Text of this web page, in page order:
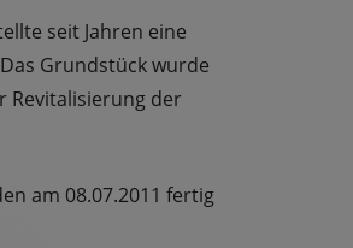
seit Jahren eine
Grundstück wurde
Revitalisierung der
am 08.07.2011 fertig